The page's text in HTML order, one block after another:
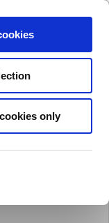
only
(0)
Brands